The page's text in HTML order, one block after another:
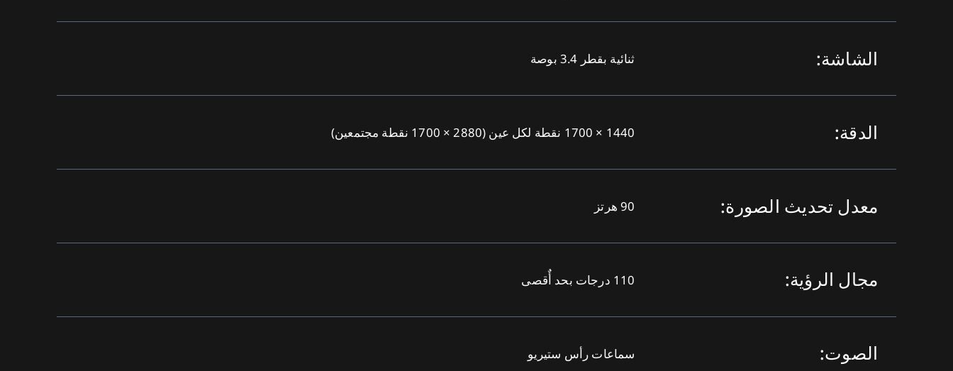
الشاشة: ثنائية بقطر 3.4 بوصة
الدقة: 1440 × 1700 نقطة لكل عين (2880 × 1700 نقطة مجتمعين)
معدل تحديث الصورة: 90 هرتز
مجال الرؤية: 110 درجات بحد أٌقصى
الصوت: سماعات رأس ستيريو